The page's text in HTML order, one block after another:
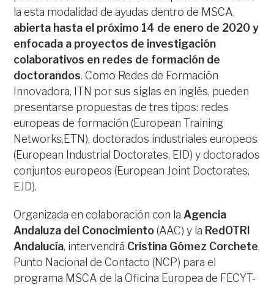
la esta modalidad de ayudas dentro de MSCA,
abierta hasta el próximo 14 de enero de 2020 y
enfocada a proyectos de investigación
colaborativos en redes de formación de
doctorandos. Como Redes de Formación
Innovadora, ITN por sus siglas en inglés, pueden
presentarse propuestas de tres tipos: redes
europeas de formación (European Training
Networks,ETN), doctorados industriales europeos
(European Industrial Doctorates, EID) y doctorados
conjuntos europeos (European Joint Doctorates,
EJD).
Organizada en colaboración con la Agencia
Andaluza del Conocimiento(AAC) y la RedOTRI
Andalucía, intervendrá Cristina Gómez Corchete,
Punto Nacional de Contacto (NCP) para el
programa MSCA de la Oficina Europea de FECYT-